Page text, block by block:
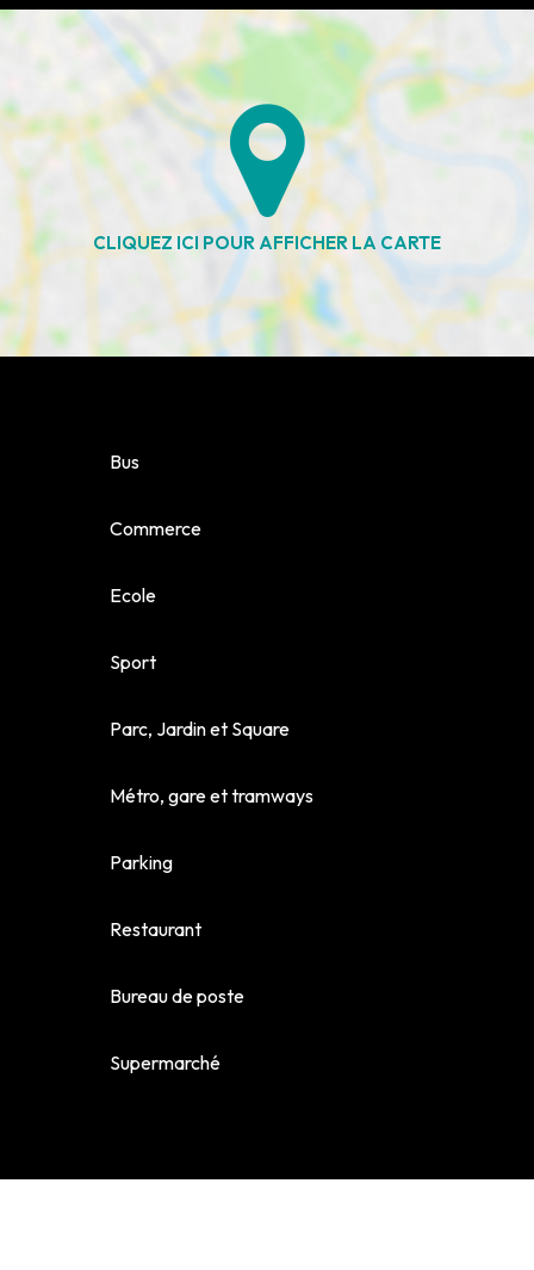
ACHETER
CONTACT
Bus
Commerce
Ecole
Sport
Parc, Jardin et Square
Métro, gare et tramways
Parking
Restaurant
Bureau de poste
Supermarché